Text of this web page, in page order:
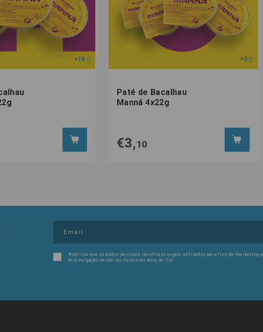
+16 +3
Paté de Bacalhau
Manná 4x22g
€3,10
Autorizo que os dados pessoais recolhidos sejam utilizados para fins de marketing e
de divulgação de ofertas da Conserveira do Sul.